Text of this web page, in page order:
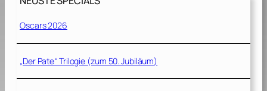
Oscars 2026
„Der Pate“ Trilogie (zum 50. Jubiläum)